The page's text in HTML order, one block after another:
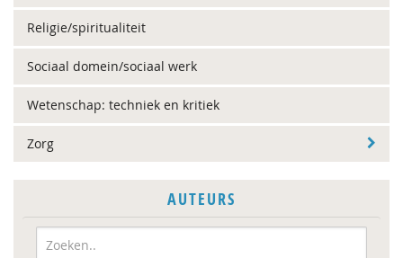
Religie/spiritualiteit
Sociaal domein/sociaal werk
Wetenschap: techniek en kritiek
Zorg
AUTEURS